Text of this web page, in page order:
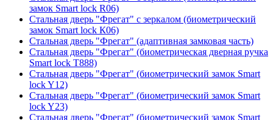
замок Smart lock R06)
Стальная дверь "Фрегат" с зеркалом (биометрический
замок Smart lock К06)
Стальная дверь "Фрегат" (адаптивная замковая часть)
Стальная дверь "Фрегат" (биометрическая дверная ручка
Smart lock T888)
Стальная дверь "Фрегат" (биометрический замок Smart
lock Y12)
Стальная дверь "Фрегат" (биометрический замок Smart
lock Y23)
Стальная дверь "Фрегат" (биометрический замок Smart